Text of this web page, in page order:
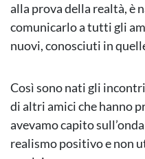
alla prova della realtà, è
comunicarlo a tutti gli
nuovi, conosciuti in
Così sono nati gli
di altri amici che hanno
avevamo capito
realismo positivo e non